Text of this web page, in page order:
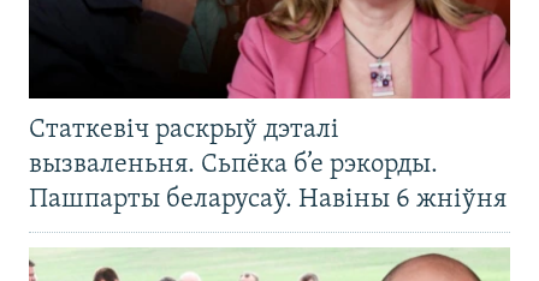
Статкевіч раскрыў дэталі
вызваленьня. Сьпёка б’е рэкорды.
Пашпарты беларусаў. Навіны 6 жніўня